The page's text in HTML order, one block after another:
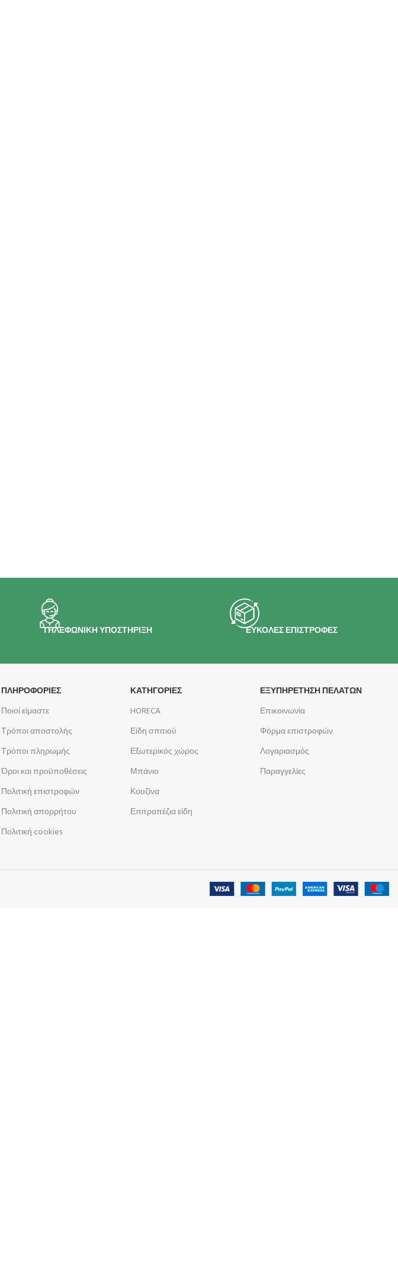
ΤΗΛΕΦΩΝΙΚΗ ΥΠΟΣΤΗΡΙΞΗ ΕΥΚΟΛΕΣ ΕΠΙΣΤΡΟΦΕΣ
ΠΛΗΡΟΦΟΡΊΕΣ
Ποιοί είμαστε
Τρόποι αποστολής
Τρόποι πληρωμής
Όροι και προϋποθέσεις
Πολιτική επιστροφών
Πολιτική απορρήτου
Πολιτική cookies
ΚΑΤΗΓΟΡΙΕΣ
HORECA
Είδη σπιτιού
Εξωτερικός χώρος
Μπάνιο
Κουζίνα
Επιτραπέζια είδη
ΕΞΥΠΗΡΕΤΗΣΗ ΠΕΛΑΤΩΝ
Επικοινωνία
Φόρμα επιστροφών
Λογαριασμός
Παραγγελίες